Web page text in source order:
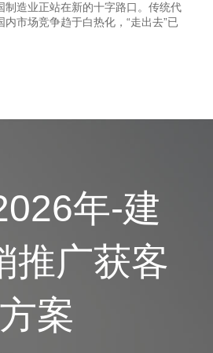
制造业正站在新的十字路口。传统代
市场竞争趋于白热化，“走出去”已
年-建
推广获客
方案